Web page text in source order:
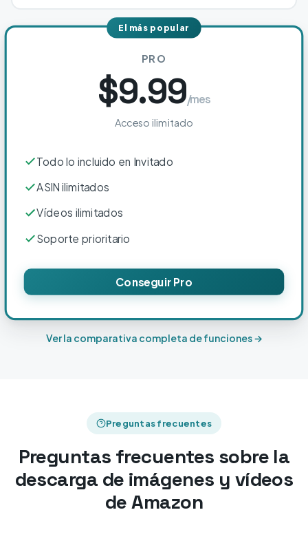
El más popular
PRO
$9.99/mes
Acceso ilimitado
Todo lo incluido en Invitado
ASIN ilimitados
Vídeos ilimitados
Soporte prioritario
Conseguir Pro
Ver la comparativa completa de funciones →
Preguntas frecuentes
Preguntas frecuentes sobre la
descarga de imágenes y vídeos
de Amazon